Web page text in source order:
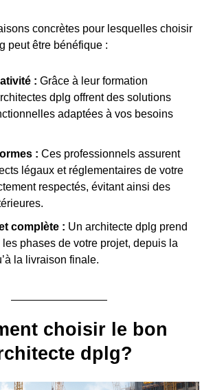
concrètes pour lesquelles choisir
peut être bénéfique :
: Grâce à leur formation
dplg offrent des solutions
adaptées à vos besoins
: Ces professionnels assurent
légaux et réglementaires de votre
respectés, évitant ainsi des
complète : Un architecte dplg prend
phases de votre projet, depuis la
la livraison finale.
choisir le bon
dplg?